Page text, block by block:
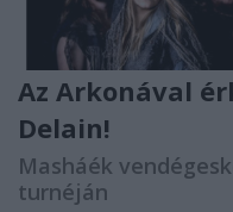
Az Arkonával
Delain!
Masháék
turnéján